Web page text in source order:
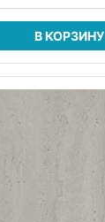
В КОРЗИНУ